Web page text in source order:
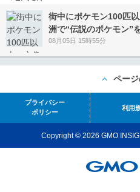
街中にポケモン100匹
洲で“伝説のポケモン”
08月05日 15時55分
ペー
プライバシー
ポリシー
利用
Copyright © 2026 GMO